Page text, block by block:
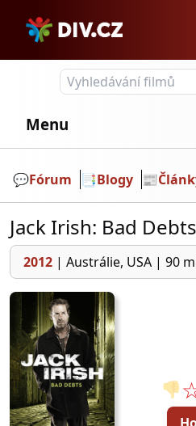
Menu
💬️Fórum 📑Blogy 📰
Jack Irish: Bad Debts
2012 | Austrálie, USA | 90
👎